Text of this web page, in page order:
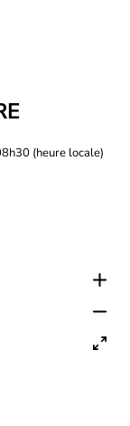
(heure locale)